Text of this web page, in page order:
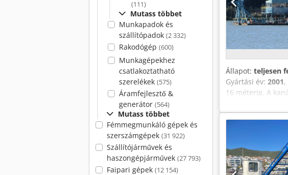
(111)
Mutass többet
Munkapadok és
szállítópadok (2 332)
Rakodógép (600)
Munkagépekhez
csatlakoztatható
szerelékek (575)
Áramfejlesztő &
generátor (564)
Mutass többet
Fémmegmunkáló gépek és
szerszámgépek (31 922)
Szállítójárművek és
haszongépjárművek (27 793)
Faipari gépek (12 154)
Állapot: teljesen
Gyártási év: 2001,
16 méterig. A
kapacitása kb.
amelyhez 4 db
csatlakozik a
meghajtást a
rendelkezésre áll
hálózattól